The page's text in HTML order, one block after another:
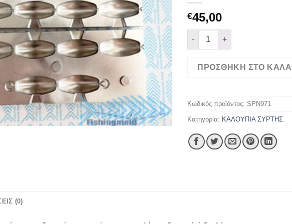
€45,00
ΚΑΛΟΥΠΙ ΣΥΡΤΗΣ 4Χ50γρ
ΠΡΟΣΘΉΚΗ ΣΤΟ
Κωδικός προϊόντος: SPN971
Κατηγορία: ΚΑΛΟΥΠΙΑ ΣΥΡΤΗΣ
(0)